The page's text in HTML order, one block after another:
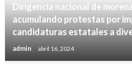
Dirigencia nacional de
acumulando protestas por
candidaturas estatales a
admin abril 16, 2024